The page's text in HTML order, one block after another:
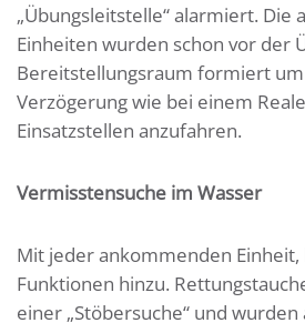
„Übungsleitstelle“ alarmiert. Die
Einheiten wurden schon vor der
Bereitstellungsraum formiert
Verzögerung wie bei einem
Einsatzstellen anzufahren.
Vermisstensuche im Wasser
Mit jeder ankommenden
Funktionen hinzu.
einer „Stöbersuche“ und wurden